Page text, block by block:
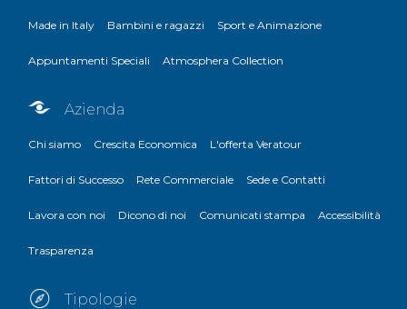
Made in Italy Bambini e ragazzi Sport e Animazione
Appuntamenti Speciali Atmosphera Collection
Azienda
Chi siamo Crescita Economica L'offerta Veratour
Fattori di Successo Rete Commerciale Sede e Contatti
Lavora con noi Dicono di noi Comunicati stampa Accessibilità
Trasparenza
Tipologie